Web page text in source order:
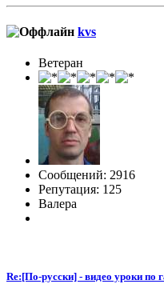
kvs
Ветеран
Сообщений: 2916
Репутация: 125
Валера
Re:[По-русски] - видео уроки